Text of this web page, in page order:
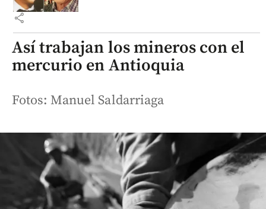
share
Así trabajan los mineros con el
mercurio en Antioquia
Fotos: Manuel Saldarriaga